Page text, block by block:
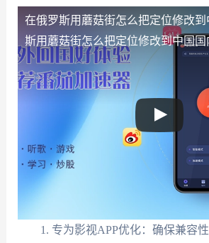
在俄罗斯用蘑菇街怎么把定位修改到
斯用蘑菇街怎么把定位修改到中国国
专为影视APP优化：确保兼容性